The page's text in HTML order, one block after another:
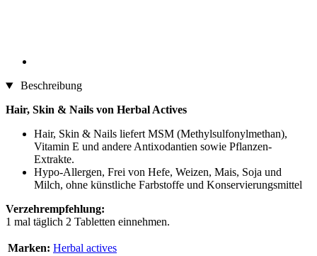
Beschreibung
Hair, Skin & Nails von Herbal Actives
Hair, Skin & Nails liefert MSM (Methylsulfonylmethan),
Vitamin E und andere Antixodantien sowie Pflanzen-
Extrakte.
Hypo-Allergen, Frei von Hefe, Weizen, Mais, Soja und
Milch, ohne künstliche Farbstoffe und Konservierungsmittel
Verzehrempfehlung:
1 mal täglich 2 Tabletten einnehmen.
Marken: Herbal actives